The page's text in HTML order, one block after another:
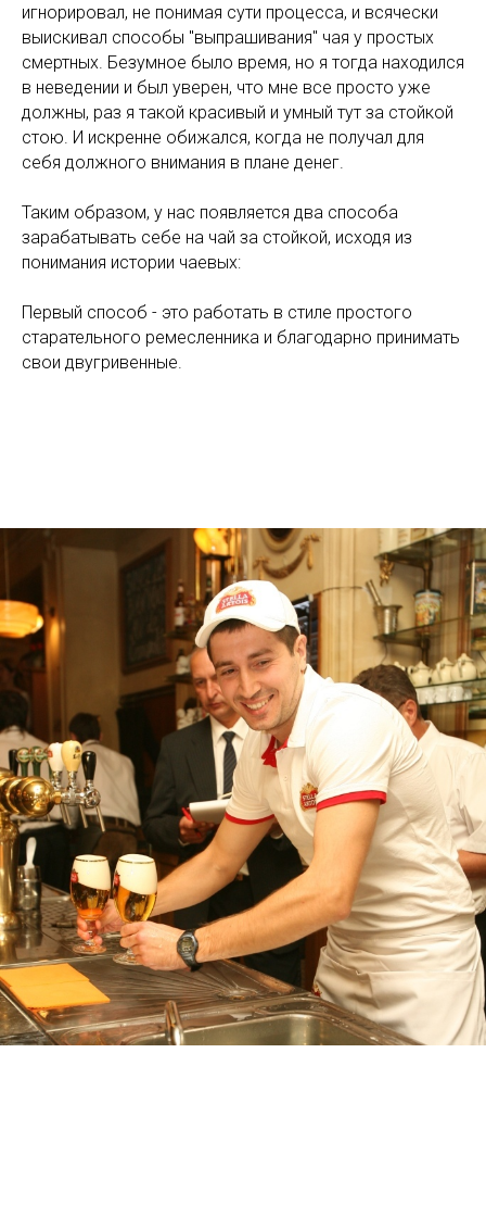
игнорировал, не понимая сути процесса, и всячески
выискивал способы "выпрашивания" чая у простых
смертных. Безумное было время, но я тогда находился
в неведении и был уверен, что мне все просто уже
должны, раз я такой красивый и умный тут за стойкой
стою. И искренне обижался, когда не получал для
себя должного внимания в плане денег.
Таким образом, у нас появляется два способа
зарабатывать себе на чай за стойкой, исходя из
понимания истории чаевых:
Первый способ - это работать в стиле простого
старательного ремесленника и благодарно принимать
свои двугривенные.